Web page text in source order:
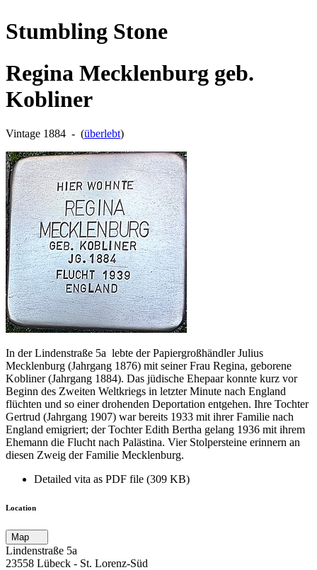
Stumbling Stone
Regina Mecklenburg geb.
Kobliner
Vintage 1884 ‐ (überlebt)
In der Lindenstraße 5a lebte der Papiergroßhändler Julius
Mecklenburg (Jahrgang 1876) mit seiner Frau Regina, geborene
Kobliner (Jahrgang 1884). Das jüdische Ehepaar konnte kurz vor
Beginn des Zweiten Weltkriegs in letzter Minute nach England
flüchten und so einer drohenden Deportation entgehen. Ihre Tochter
Gertrud (Jahrgang 1907) war bereits 1933 mit ihrer Familie nach
England emigriert; der Tochter Edith Bertha gelang 1936 mit ihrem
Ehemann die Flucht nach Palästina. Vier Stolpersteine erinnern an
diesen Zweig der Familie Mecklenburg.
Detailed vita as PDF file (309 KB)
Location
Lindenstraße 5a
23558 Lübeck ‐ St. Lorenz-Süd